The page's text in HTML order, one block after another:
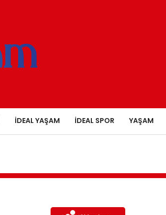
İDEAL YAŞAM İDEAL SPOR YAŞAM